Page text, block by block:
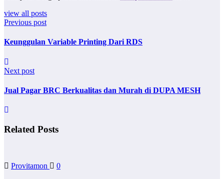
view all posts
Previous post
Keunggulan Variable Printing Dari RDS
Next post
Jual Pagar BRC Berkualitas dan Murah di DUPA MESH
Related Posts
Provitamon 0